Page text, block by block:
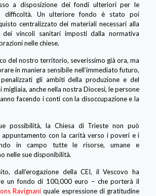
a disposizione dei fondi ulteriori per le
difficoltà. Un ulteriore fondo è stato poi
centralizzato dei materiali necessari alla
dei vincoli sanitari imposti dalla normativa
nelle chiese.
del nostro territorio, severissimo già ora, ma
in maniera sensibile nell’immediato futuro,
gli ambiti della produzione e del
migliaia, anche nella nostra Diocesi, le persone
facendo i conti con la disoccupazione e la
possibilità, la Chiesa di Trieste non può
appuntamento con la carità verso i poveri e i
in campo tutte le risorse, umane e
nelle sue disponibilità.
dall’erogazione della CEI, il Vescovo ha
un fondo di 100,000 euro – che porterà il
Ravignani quale espressione di gratitudine